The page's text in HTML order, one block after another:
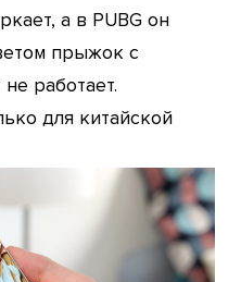
а в PUBG он
прыжок с
работает.
для китайской